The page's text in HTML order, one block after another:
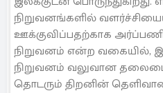
நிறுவனங்களில்
ஊக்குவிப்பதற்காக
நிறுவனம் என்ற வகையில்,
நிறுவனம் வலுவான
தொடரும் திறனின் தெளிவான